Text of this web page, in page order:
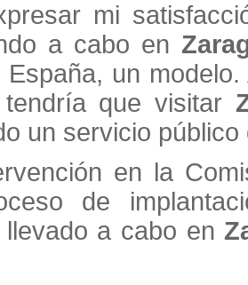
mi
a cabo en
España, un
que visitar
un servicio
en la
de
a cabo en